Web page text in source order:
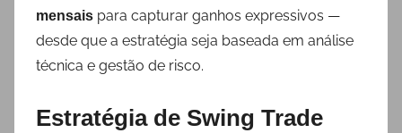
mensais para capturar ganhos expressivos —
desde que a estratégia seja baseada em análise
técnica e gestão de risco.
Estratégia de Swing Trade